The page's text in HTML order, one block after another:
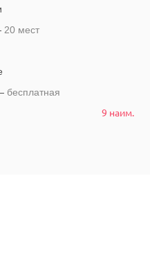
20 мест
бесплатная
9 наим.